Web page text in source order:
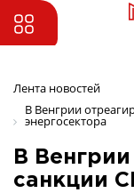
Лента новостей
В Венгрии
энергосектора
В
санкции